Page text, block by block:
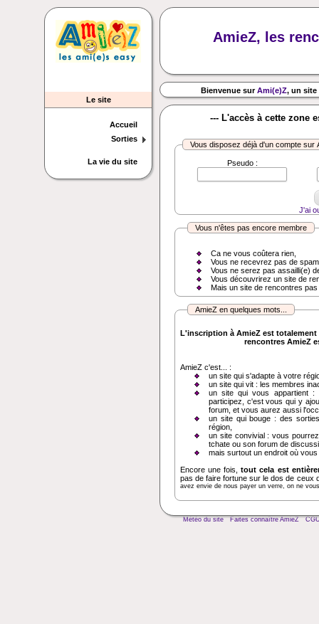
Le site
Accueil
Sorties
La vie du site
AmieZ, les
Bienvenue surAmi(e)Z, un site
--- L'accès à cette zone
Vous disposez déjà d'un compte sur
Pseudo :
J'ai
Vous n'êtes pas encore membre
Ca ne vous coûtera rien,
Vous ne recevrez pas de
Vous ne serez pas assailli(e)
Vous découvrirez un site de
Mais un site de rencontres
AmieZ en quelques mots...
L'inscription à AmieZ est
rencontres AmieZ
AmieZ c'est... :
un site qui s'adapte à votre
un site qui vit : les membres
un site qui vous appartient
participez, c'est vous qui y
forum, et vous aurez aussi
un site qui bouge : des
région,
un site convivial : vous
tchate ou son forum de
mais surtout un endroit où
Encore une fois, tout cela est
pas de faire fortune sur le dos de ceux
avez envie de nous payer un verre, on ne
Météo du site Faites connaître AmieZ